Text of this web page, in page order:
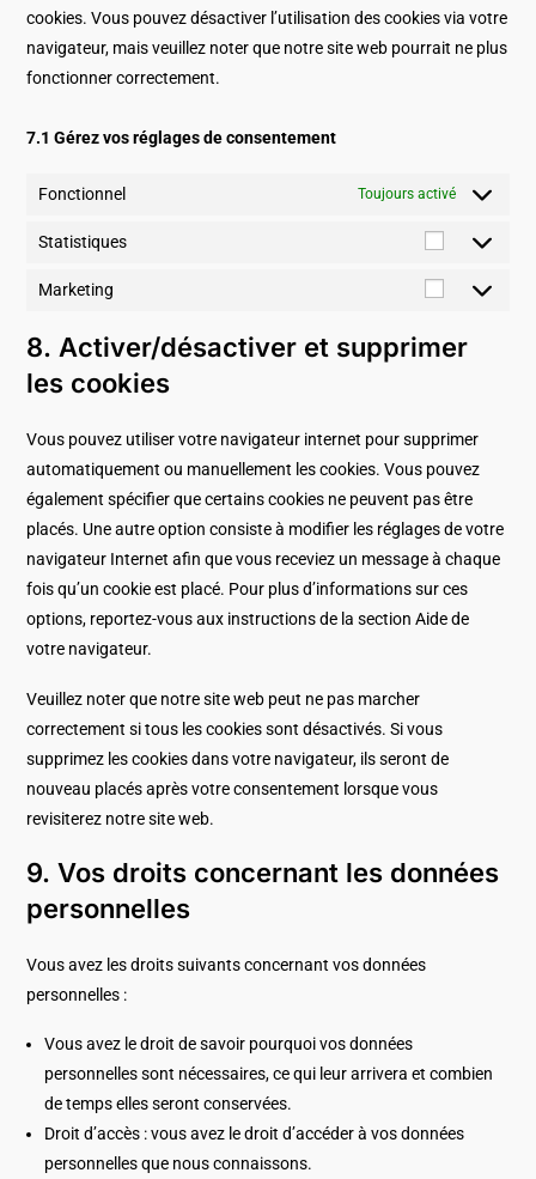
cookies. Vous pouvez désactiver l’utilisation des cookies via votre
navigateur, mais veuillez noter que notre site web pourrait ne plus
fonctionner correctement.
7.1 Gérez vos réglages de consentement
Fonctionnel Toujours activé
Statistiques
Marketing
8. Activer/désactiver et supprimer
les cookies
Vous pouvez utiliser votre navigateur internet pour supprimer
automatiquement ou manuellement les cookies. Vous pouvez
également spécifier que certains cookies ne peuvent pas être
placés. Une autre option consiste à modifier les réglages de votre
navigateur Internet afin que vous receviez un message à chaque
fois qu’un cookie est placé. Pour plus d’informations sur ces
options, reportez-vous aux instructions de la section Aide de
votre navigateur.
Veuillez noter que notre site web peut ne pas marcher
correctement si tous les cookies sont désactivés. Si vous
supprimez les cookies dans votre navigateur, ils seront de
nouveau placés après votre consentement lorsque vous
revisiterez notre site web.
9. Vos droits concernant les données
personnelles
Vous avez les droits suivants concernant vos données
personnelles :
Vous avez le droit de savoir pourquoi vos données
personnelles sont nécessaires, ce qui leur arrivera et combien
de temps elles seront conservées.
Droit d’accès : vous avez le droit d’accéder à vos données
personnelles que nous connaissons.